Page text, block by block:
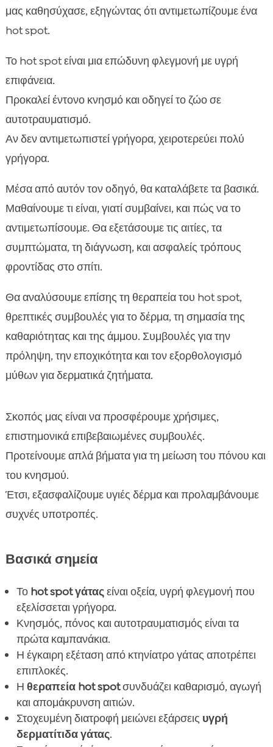
 Άμεση φροντίδα στο σπίτι πριν την επίσκεψη
Θεραπευτικές επιλογές και αγωγή
 CricksyCat: διατροφή που στηρίζει το δέρμα και
το τρίχωμα
 Καθαριότητα και περιβάλλον: ρόλος της άμμου
και της υγιεινής
 Καθημερινή πρόληψη και ρουτίνα περιποίησης
Εποχικότητα και παράγοντες από το
περιβάλλον
 hot spot γάτας: μύθοι και αλήθειες
 Συμπέρασμα
 FAQ
μας καθησύχασε, εξηγώντας ότι αντιμετωπίζουμε ένα
hot spot.
Το hot spot είναι μια επώδυνη φλεγμονή με υγρή
επιφάνεια.
Προκαλεί έντονο κνησμό και οδηγεί το ζώο σε
αυτοτραυματισμό.
Αν δεν αντιμετωπιστεί γρήγορα, χειροτερεύει πολύ
γρήγορα.
Μέσα από αυτόν τον οδηγό, θα καταλάβετε τα βασικά.
Μαθαίνουμε τι είναι, γιατί συμβαίνει, και πώς να το
αντιμετωπίσουμε. Θα εξετάσουμε τις αιτίες, τα
συμπτώματα, τη διάγνωση, και ασφαλείς τρόπους
φροντίδας στο σπίτι.
Θα αναλύσουμε επίσης τη θεραπεία του hot spot,
θρεπτικές συμβουλές για το δέρμα, τη σημασία της
καθαριότητας και της άμμου. Συμβουλές για την
πρόληψη, την εποχικότητα και τον εξορθολογισμό
μύθων για δερματικά ζητήματα.
Σκοπός μας είναι να προσφέρουμε χρήσιμες,
επιστημονικά επιβεβαιωμένες συμβουλές.
Προτείνουμε απλά βήματα για τη μείωση του πόνου και
του κνησμού.
Έτσι, εξασφαλίζουμε υγιές δέρμα και προλαμβάνουμε
συχνές υποτροπές.
Βασικά σημεία
Το hot spot γάταςείναι οξεία, υγρή φλεγμονή που
εξελίσσεται γρήγορα.
Κνησμός, πόνος και αυτοτραυματισμός είναι τα
πρώτα καμπανάκια.
Η έγκαιρη εξέταση από κτηνίατρο γάτας αποτρέπει
επιπλοκές.
Η θεραπεία hot spotσυνδυάζει καθαρισμό, αγωγή
και απομάκρυνση αιτιών.
Στοχευμένη διατροφή μειώνει εξάρσεις υγρή
δερματίτιδα γάτας.